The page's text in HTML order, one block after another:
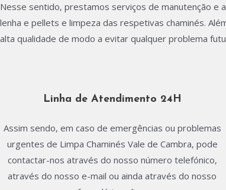
Nesse sentido, prestamos serviços de manutenção e
lenha e pellets e limpeza das respetivas chaminés.
alta qualidade de modo a evitar qualquer problema
Linha de Atendimento 24H
Assim sendo, em caso de emergências ou problemas
urgentes de Limpa Chaminés Vale de Cambra, pode
contactar-nos através do nosso número telefónico,
através do nosso e-mail ou ainda através do nosso